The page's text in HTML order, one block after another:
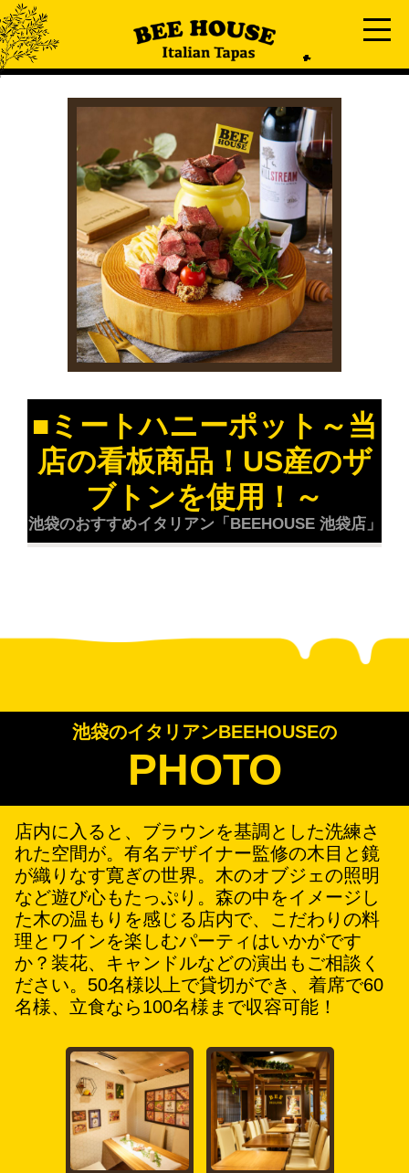
■ミートハニーポット～当
店の看板商品！US産のザ
ブトンを使用！～
池袋のおすすめイタリアン「BEEHOUSE 池袋店」
池袋のイタリアンBEEHOUSEの
PHOTO
店内に入ると、ブラウンを基調とした洗練さ
れた空間が。有名デザイナー監修の木目と鏡
が織りなす寛ぎの世界。木のオブジェの照明
など遊び心もたっぷり。森の中をイメージし
た木の温もりを感じる店内で、こだわりの料
理とワインを楽しむパーティはいかがです
か？装花、キャンドルなどの演出もご相談く
ださい。50名様以上で貸切ができ、着席で60
名様、立食なら100名様まで収容可能！